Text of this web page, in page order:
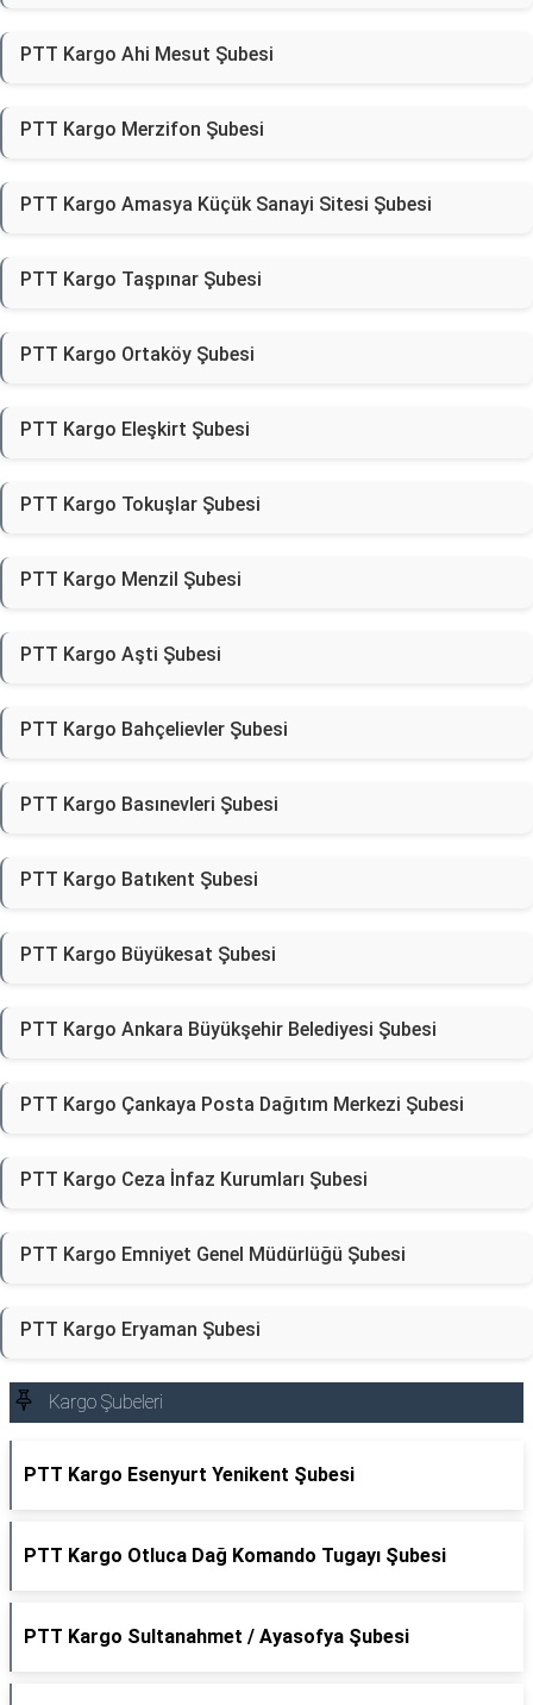
PTT Kargo Ahi Mesut Şubesi
PTT Kargo Merzifon Şubesi
PTT Kargo Amasya Küçük Sanayi Sitesi Şubesi
PTT Kargo Taşpınar Şubesi
PTT Kargo Ortaköy Şubesi
PTT Kargo Eleşkirt Şubesi
PTT Kargo Tokuşlar Şubesi
PTT Kargo Menzil Şubesi
PTT Kargo Aşti Şubesi
PTT Kargo Bahçelievler Şubesi
PTT Kargo Basınevleri Şubesi
PTT Kargo Batıkent Şubesi
PTT Kargo Büyükesat Şubesi
PTT Kargo Ankara Büyükşehir Belediyesi Şubesi
PTT Kargo Çankaya Posta Dağıtım Merkezi Şubesi
PTT Kargo Ceza İnfaz Kurumları Şubesi
PTT Kargo Emniyet Genel Müdürlüğü Şubesi
PTT Kargo Eryaman Şubesi
Kargo Şubeleri
PTT Kargo Esenyurt Yenikent Şubesi
PTT Kargo Otluca Dağ Komando Tugayı Şubesi
PTT Kargo Sultanahmet / Ayasofya Şubesi